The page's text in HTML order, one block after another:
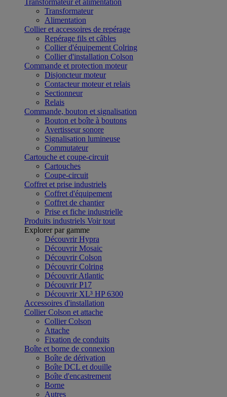
Transformateur et alimentation
Transformateur
Alimentation
Collier et accessoires de repérage
Repérage fils et câbles
Collier d'équipement Colring
Collier d'installation Colson
Commande et protection moteur
Disjoncteur moteur
Contacteur moteur et relais
Sectionneur
Relais
Commande, bouton et signalisation
Bouton et boîte à boutons
Avertisseur sonore
Signalisation lumineuse
Commutateur
Cartouche et coupe-circuit
Cartouches
Coupe-circuit
Coffret et prise industriels
Coffret d'équipement
Coffret de chantier
Prise et fiche industrielle
Produits industriels Voir tout
Explorer par gamme
Découvrir Hypra
Découvrir Mosaic
Découvrir Colson
Découvrir Colring
Découvrir Atlantic
Découvrir P17
Découvrir XL³ HP 6300
Accessoires d'installation
Collier Colson et attache
Collier Colson
Attache
Fixation de conduits
Boîte et borne de connexion
Boîte de dérivation
Boîte DCL et douille
Boîte d'encastrement
Borne
Autres